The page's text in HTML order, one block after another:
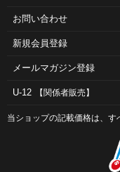
お問い合わせ
新規会員登録
メールマガジン登録
U-12 【関係者販売】
当ショップの記載価格は、す